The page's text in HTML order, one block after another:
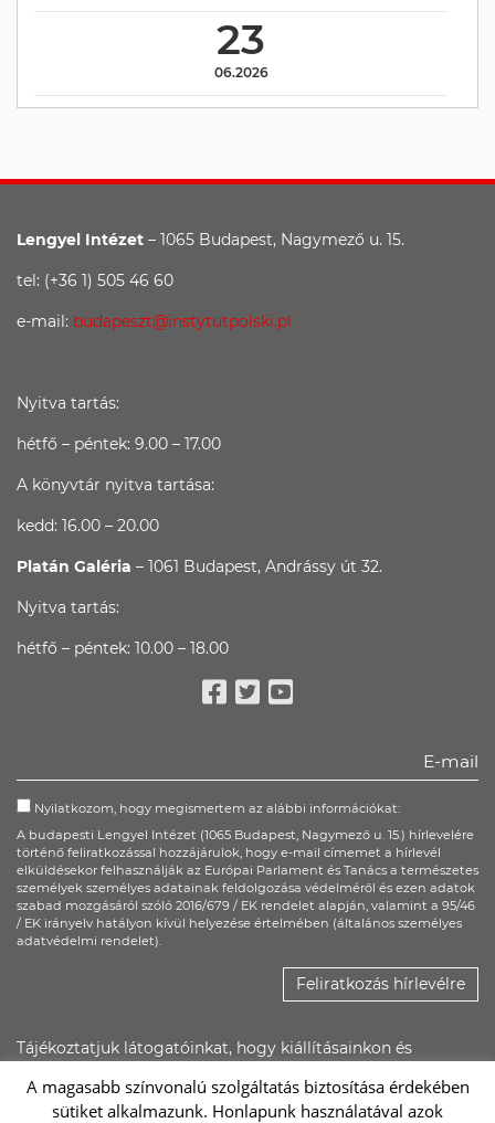
23
06.2026
Lengyel Intézet – 1065 Budapest, Nagymező u. 15.
tel: (+36 1) 505 46 60
e-mail: budapeszt@instytutpolski.pl
Nyitva tartás:
hétfő – péntek: 9.00 – 17.00
A könyvtár nyitva tartása:
kedd: 16.00 – 20.00
Platán Galéria – 1061 Budapest, Andrássy út 32.
Nyitva tartás:
hétfő – péntek: 10.00 – 18.00
Nyilatkozom, hogy megismertem az alábbi információkat:
A budapesti Lengyel Intézet (1065 Budapest, Nagymező u. 15.) hírlevelére
történő feliratkozással hozzájárulok, hogy e-mail címemet a hírlevél
elküldésekor felhasználják az Európai Parlament és Tanács a természetes
személyek személyes adatainak feldolgozása védelméről és ezen adatok
szabad mozgásáról szóló 2016/679 / EK rendelet alapján, valamint a 95/46
/ EK irányelv hatályon kívül helyezése értelmében (általános személyes
adatvédelmi rendelet).
Feliratkozás hírlevélre
Tájékoztatjuk látogatóinkat, hogy kiállításainkon és
Lengyel Intézet saját felületein, illetőleg promóciós
anyagaiban felhasználhatja.
A magasabb színvonalú szolgáltatás biztosítása érdekében
sütiket alkalmazunk. Honlapunk használatával azok